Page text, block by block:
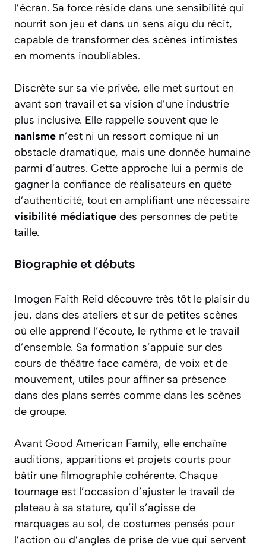
l’écran. Sa force réside dans une sensibilité qui
nourrit son jeu et dans un sens aigu du récit,
capable de transformer des scènes intimistes
en moments inoubliables.
Discrète sur sa vie privée, elle met surtout en
avant son travail et sa vision d’une industrie
plus inclusive. Elle rappelle souvent que le
nanisme n’est ni un ressort comique ni un
obstacle dramatique, mais une donnée humaine
parmi d’autres. Cette approche lui a permis de
gagner la confiance de réalisateurs en quête
d’authenticité, tout en amplifiant une nécessaire
visibilité médiatique des personnes de petite
taille.
Biographie et débuts
Imogen Faith Reid découvre très tôt le plaisir du
jeu, dans des ateliers et sur de petites scènes
où elle apprend l’écoute, le rythme et le travail
d’ensemble. Sa formation s’appuie sur des
cours de théâtre face caméra, de voix et de
mouvement, utiles pour affiner sa présence
dans des plans serrés comme dans les scènes
de groupe.
Avant Good American Family, elle enchaîne
auditions, apparitions et projets courts pour
bâtir une filmographie cohérente. Chaque
tournage est l’occasion d’ajuster le travail de
plateau à sa stature, qu’il s’agisse de
marquages au sol, de costumes pensés pour
l’action ou d’angles de prise de vue qui servent